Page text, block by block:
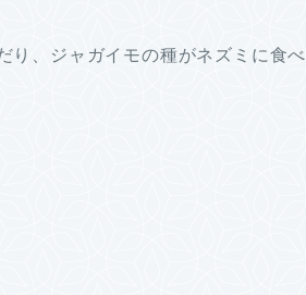
り、ジャガイモの種がネズミに食べ